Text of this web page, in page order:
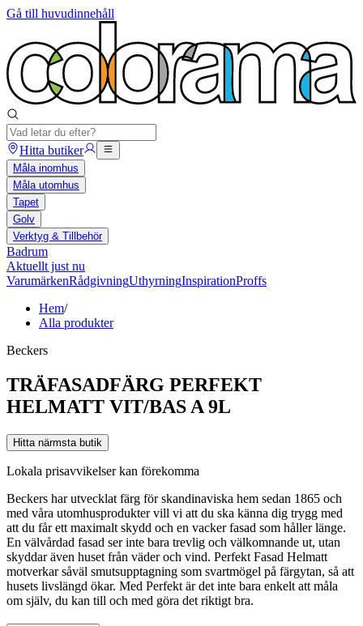
Gå till huvudinnehåll
Hitta butiker
Måla inomhus
Måla utomhus
Tapet
Golv
Verktyg & Tillbehör
Badrum
Aktuellt just nu
VarumärkenRådgivningUthyrningInspirationProffs
Hem/
Alla produkter
Beckers
TRÄFASADFÄRG PERFEKT
HELMATT VIT/BAS A 9L
Hitta närmsta butik
Lokala prisavvikelser kan förekomma
Beckers har utvecklat färg för skandinaviska hem sedan 1865 och
med våra utomhusprodukter vill vi att du ska känna dig trygg med
att du får ett maximalt skydd och en vacker fasad som håller länge.
En välvårdad fasad ser inte bara trevlig och välkomnande ut, utan
skyddar även huset från väder och vind. Perfekt Fasad Helmatt
motverkar såväl smutsupptagning som svartmögel på färgytan, så att
husets livslängd ökar. Med Perfekt är det inte bara enkelt att måla
om själv, du kan till och med göra det riktigt bra.